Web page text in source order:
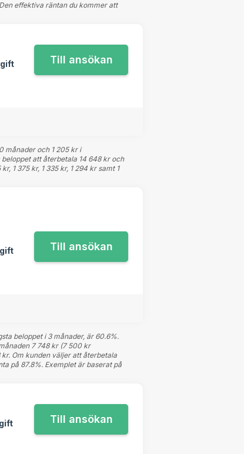
effektiva räntan du kommer att
månader och 1 205 kr i
att återbetala 14 648 kr och
1 375 kr, 1 335 kr, 1 294 kr samt 1
beloppet i 3 månader, är 60.6%.
7 748 kr (7 500 kr
Om kunden väljer att återbetala
på 87.8%. Exemplet är baserat på